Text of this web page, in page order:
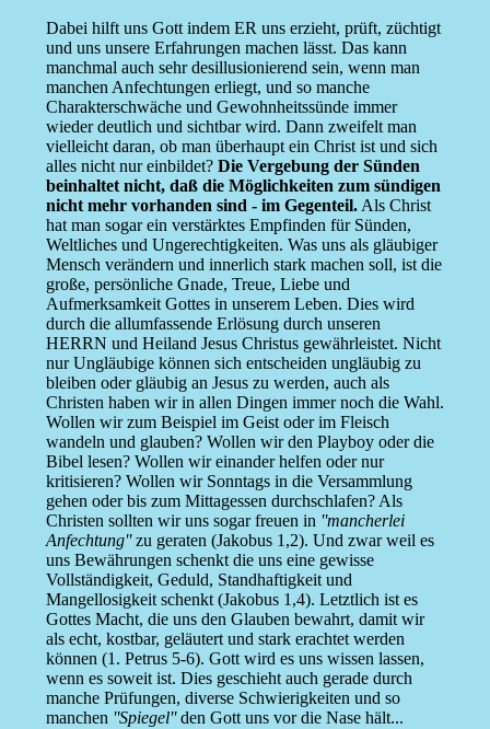
Dabei hilft uns Gott indem ER uns erzieht, prüft, züchtigt
und uns unsere Erfahrungen machen lässt. Das kann
manchmal auch sehr desillusionierend sein, wenn man
manchen Anfechtungen erliegt, und so manche
Charakterschwäche und Gewohnheitssünde immer
wieder deutlich und sichtbar wird. Dann zweifelt man
vielleicht daran, ob man überhaupt ein Christ ist und sich
alles nicht nur einbildet? Die Vergebung der Sünden
beinhaltet nicht, daß die Möglichkeiten zum sündigen
nicht mehr vorhanden sind - im Gegenteil.Als Christ
hat man sogar ein verstärktes Empfinden für Sünden,
Weltliches und Ungerechtigkeiten. Was uns als gläubiger
Mensch verändern und innerlich stark machen soll, ist die
große, persönliche Gnade, Treue, Liebe und
Aufmerksamkeit Gottes in unserem Leben. Dies wird
durch die allumfassende Erlösung durch unseren
HERRN und Heiland Jesus Christus gewährleistet. Nicht
nur Ungläubige können sich entscheiden ungläubig zu
bleiben oder gläubig an Jesus zu werden, auch als
Christen haben wir in allen Dingen immer noch die Wahl.
Wollen wir zum Beispiel im Geist oder im Fleisch
wandeln und glauben? Wollen wir den Playboy oder die
Bibel lesen? Wollen wir einander helfen oder nur
kritisieren? Wollen wir Sonntags in die Versammlung
gehen oder bis zum Mittagessen durchschlafen? Als
Christen sollten wir uns sogar freuen in ''mancherlei
Anfechtung''zu geraten (Jakobus 1,2). Und zwar weil es
uns Bewährungen schenkt die uns eine gewisse
Vollständigkeit, Geduld, Standhaftigkeit und
Mangellosigkeit schenkt (Jakobus 1,4). Letztlich ist es
Gottes Macht, die uns den Glauben bewahrt, damit wir
als echt, kostbar, geläutert und stark erachtet werden
können (1. Petrus 5-6). Gott wird es uns wissen lassen,
wenn es soweit ist. Dies geschieht auch gerade durch
manche Prüfungen, diverse Schwierigkeiten und so
manchen ''Spiegel''den Gott uns vor die Nase hält...